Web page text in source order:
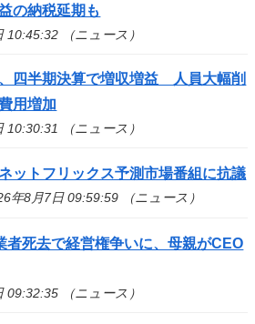
の納税延期も
10:45:32 （ニュース）
四半期決算で増収増益 人員大幅削
用増加
10:30:31 （ニュース）
ットフリックス予測市場番組に抗議
年8月7日 09:59:59 （ニュース）
者死去で経営権争いに、母親がCEO
09:32:35 （ニュース）